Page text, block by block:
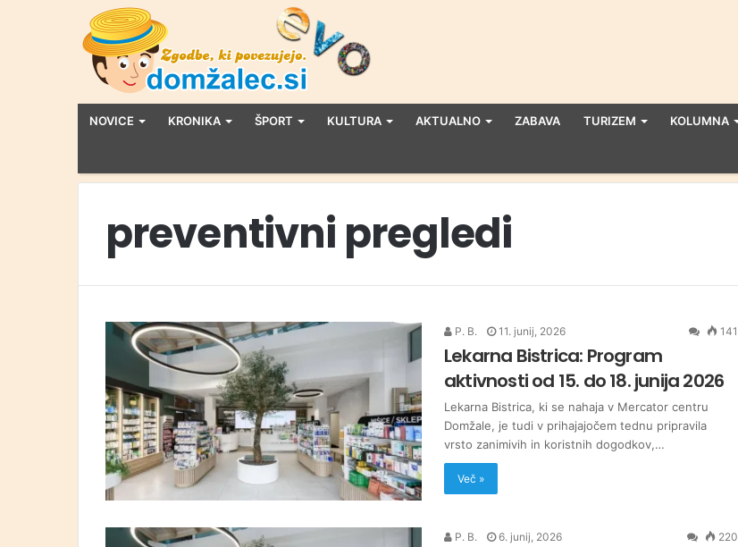
NOVICE KRONIKA ŠPORT KULTURA AKTUALNO ZABAVA TURIZEM KOLUMNA
preventivni pregledi
P. B. 11. junij, 2026 141
Lekarna Bistrica: Program
aktivnosti od 15. do 18. junija 2026
Lekarna Bistrica, ki se nahaja v Mercator centru
Domžale, je tudi v prihajajočem tednu pripravila
vrsto zanimivih in koristnih dogodkov,…
Več »
P. B. 6. junij, 2026 220